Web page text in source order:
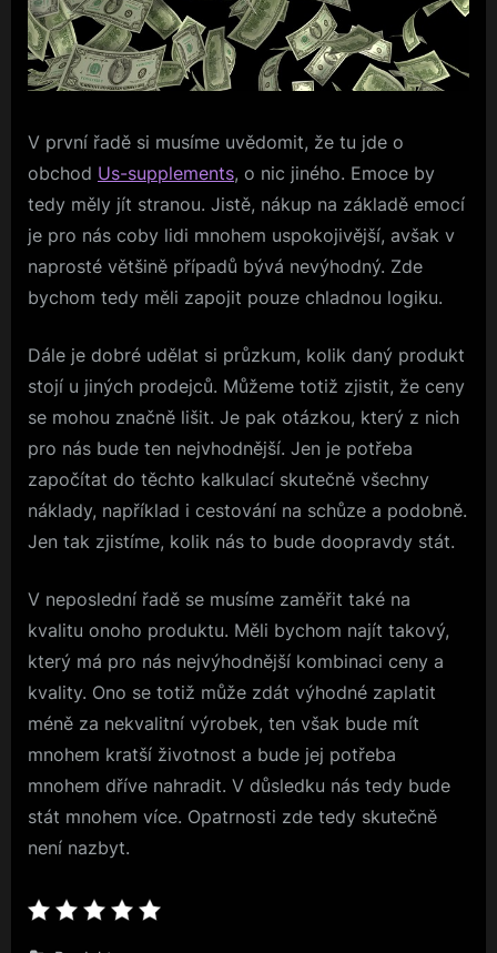
V první řadě si musíme uvědomit, že tu jde o
obchod Us-supplements, o nic jiného. Emoce by
tedy měly jít stranou. Jistě, nákup na základě emocí
je pro nás coby lidi mnohem uspokojivější, avšak v
naprosté většině případů bývá nevýhodný. Zde
bychom tedy měli zapojit pouze chladnou logiku.
Dále je dobré udělat si průzkum, kolik daný produkt
stojí u jiných prodejců. Můžeme totiž zjistit, že ceny
se mohou značně lišit. Je pak otázkou, který z nich
pro nás bude ten nejvhodnější. Jen je potřeba
započítat do těchto kalkulací skutečně všechny
náklady, například i cestování na schůze a podobně.
Jen tak zjistíme, kolik nás to bude doopravdy stát.
V neposlední řadě se musíme zaměřit také na
kvalitu onoho produktu. Měli bychom najít takový,
který má pro nás nejvýhodnější kombinaci ceny a
kvality. Ono se totiž může zdát výhodné zaplatit
méně za nekvalitní výrobek, ten však bude mít
mnohem kratší životnost a bude jej potřeba
mnohem dříve nahradit. V důsledku nás tedy bude
stát mnohem více. Opatrnosti zde tedy skutečně
není nazbyt.